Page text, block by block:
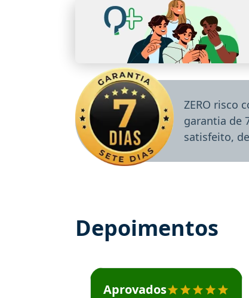
ZERO risco
garantia de
satisfeito,
Depoimentos
Estudante José recomenda o Aprova
Aprovados